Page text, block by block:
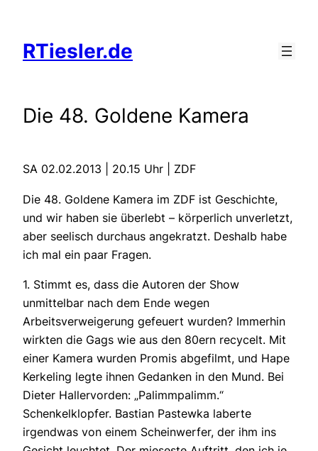
springen
RTiesler.de
Die 48. Goldene Kamera
SA 02.02.2013 | 20.15 Uhr | ZDF
Die 48. Goldene Kamera im ZDF ist Geschichte,
und wir haben sie überlebt – körperlich unverletzt,
aber seelisch durchaus angekratzt. Deshalb habe
ich mal ein paar Fragen.
1. Stimmt es, dass die Autoren der Show
unmittelbar nach dem Ende wegen
Arbeitsverweigerung gefeuert wurden? Immerhin
wirkten die Gags wie aus den 80ern recycelt. Mit
einer Kamera wurden Promis abgefilmt, und Hape
Kerkeling legte ihnen Gedanken in den Mund. Bei
Dieter Hallervorden: „Palimmpalimm.“
Schenkelklopfer. Bastian Pastewka laberte
irgendwas von einem Scheinwerfer, der ihm ins